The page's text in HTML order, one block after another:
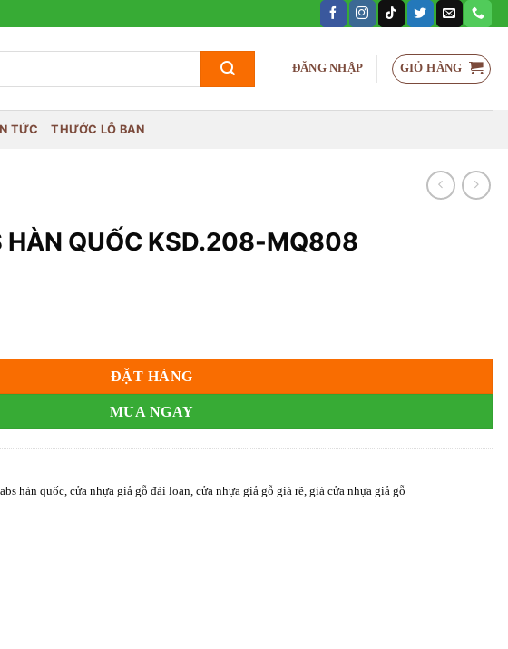
ĐĂNG NHẬP GIỎ HÀNG
TỨC THƯỚC LỖ BAN
HÀN QUỐC KSD.208-MQ808
ĐẶT HÀNG
MUA NGAY
hàn quốc,cửa nhựa giả gỗ đài loan,cửa nhựa giả gỗ giá rẽ,giá cửa nhựa giả gỗ